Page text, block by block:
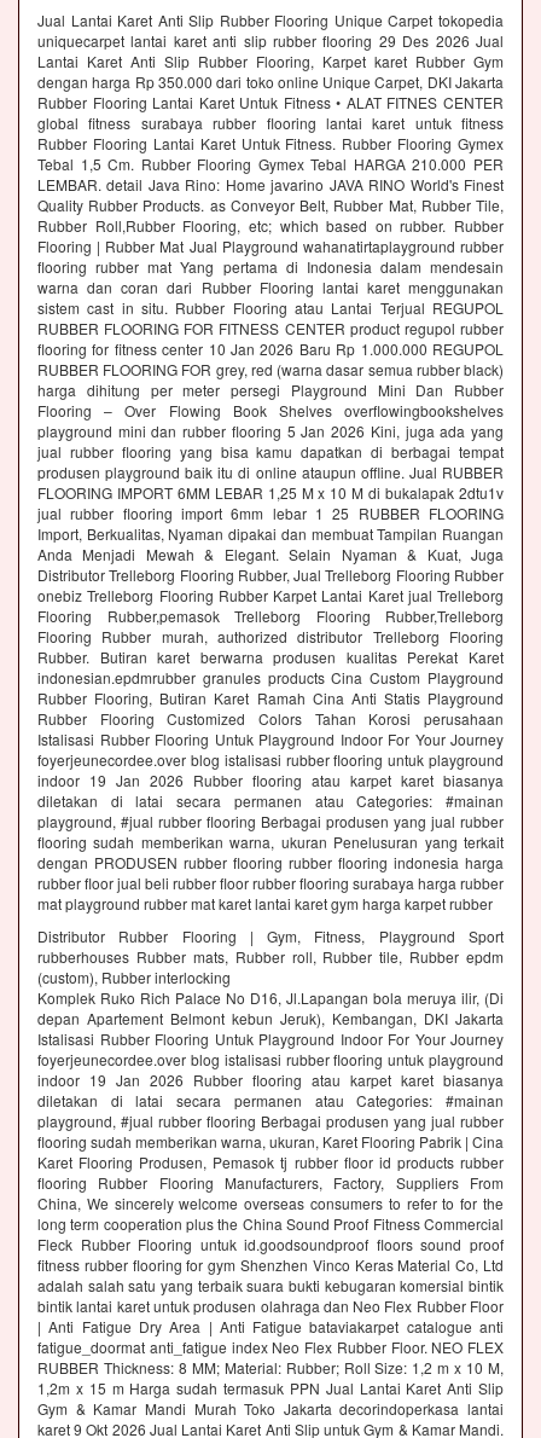
Jual Lantai Karet Anti Slip Rubber Flooring Unique Carpet tokopedia
uniquecarpet lantai karet anti slip rubber flooring 29 Des 2026 Jual
Lantai Karet Anti Slip Rubber Flooring, Karpet karet Rubber Gym
dengan harga Rp 350.000 dari toko online Unique Carpet, DKI Jakarta
Rubber Flooring Lantai Karet Untuk Fitness • ALAT FITNES CENTER
global fitness surabaya rubber flooring lantai karet untuk fitness
Rubber Flooring Lantai Karet Untuk Fitness. Rubber Flooring Gymex
Tebal 1,5 Cm. Rubber Flooring Gymex Tebal HARGA 210.000 PER
LEMBAR. detail Java Rino: Home javarino JAVA RINO World's Finest
Quality Rubber Products. as Conveyor Belt, Rubber Mat, Rubber Tile,
Rubber Roll,Rubber Flooring, etc; which based on rubber. Rubber
Flooring | Rubber Mat Jual Playground wahanatirtaplayground rubber
flooring rubber mat Yang pertama di Indonesia dalam mendesain
warna dan coran dari Rubber Flooring lantai karet menggunakan
sistem cast in situ. Rubber Flooring atau Lantai Terjual REGUPOL
RUBBER FLOORING FOR FITNESS CENTER product regupol rubber
flooring for fitness center 10 Jan 2026 Baru Rp 1.000.000 REGUPOL
RUBBER FLOORING FOR grey, red (warna dasar semua rubber black)
harga dihitung per meter persegi Playground Mini Dan Rubber
Flooring – Over Flowing Book Shelves overflowingbookshelves
playground mini dan rubber flooring 5 Jan 2026 Kini, juga ada yang
jual rubber flooring yang bisa kamu dapatkan di berbagai tempat
produsen playground baik itu di online ataupun offline. Jual RUBBER
FLOORING IMPORT 6MM LEBAR 1,25 M x 10 M di bukalapak 2dtu1v
jual rubber flooring import 6mm lebar 1 25 RUBBER FLOORING
Import, Berkualitas, Nyaman dipakai dan membuat Tampilan Ruangan
Anda Menjadi Mewah & Elegant. Selain Nyaman & Kuat, Juga
Distributor Trelleborg Flooring Rubber, Jual Trelleborg Flooring Rubber
onebiz Trelleborg Flooring Rubber Karpet Lantai Karet jual Trelleborg
Flooring Rubber,pemasok Trelleborg Flooring Rubber,Trelleborg
Flooring Rubber murah, authorized distributor Trelleborg Flooring
Rubber. Butiran karet berwarna produsen kualitas Perekat Karet
indonesian.epdmrubber granules products Cina Custom Playground
Rubber Flooring, Butiran Karet Ramah Cina Anti Statis Playground
Rubber Flooring Customized Colors Tahan Korosi perusahaan
Istalisasi Rubber Flooring Untuk Playground Indoor For Your Journey
foyerjeunecordee.over blog istalisasi rubber flooring untuk playground
indoor 19 Jan 2026 Rubber flooring atau karpet karet biasanya
diletakan di latai secara permanen atau Categories: #mainan
playground, #jual rubber flooring Berbagai produsen yang jual rubber
flooring sudah memberikan warna, ukuran Penelusuran yang terkait
dengan PRODUSEN rubber flooring rubber flooring indonesia harga
rubber floor jual beli rubber floor rubber flooring surabaya harga rubber
mat playground rubber mat karet lantai karet gym harga karpet rubber
Distributor Rubber Flooring | Gym, Fitness, Playground Sport
rubberhouses Rubber mats, Rubber roll, Rubber tile, Rubber epdm
(custom), Rubber interlocking
Komplek Ruko Rich Palace No D16, Jl.Lapangan bola meruya ilir, (Di
depan Apartement Belmont kebun Jeruk), Kembangan, DKI Jakarta
Istalisasi Rubber Flooring Untuk Playground Indoor For Your Journey
foyerjeunecordee.over blog istalisasi rubber flooring untuk playground
indoor 19 Jan 2026 Rubber flooring atau karpet karet biasanya
diletakan di latai secara permanen atau Categories: #mainan
playground, #jual rubber flooring Berbagai produsen yang jual rubber
flooring sudah memberikan warna, ukuran, Karet Flooring Pabrik | Cina
Karet Flooring Produsen, Pemasok tj rubber floor id products rubber
flooring Rubber Flooring Manufacturers, Factory, Suppliers From
China, We sincerely welcome overseas consumers to refer to for the
long term cooperation plus the China Sound Proof Fitness Commercial
Fleck Rubber Flooring untuk id.goodsoundproof floors sound proof
fitness rubber flooring for gym Shenzhen Vinco Keras Material Co, Ltd
adalah salah satu yang terbaik suara bukti kebugaran komersial bintik
bintik lantai karet untuk produsen olahraga dan Neo Flex Rubber Floor
| Anti Fatigue Dry Area | Anti Fatigue bataviakarpet catalogue anti
fatigue_doormat anti_fatigue index Neo Flex Rubber Floor. NEO FLEX
RUBBER Thickness: 8 MM; Material: Rubber; Roll Size: 1,2 m x 10 M,
1,2m x 15 m Harga sudah termasuk PPN Jual Lantai Karet Anti Slip
Gym & Kamar Mandi Murah Toko Jakarta decorindoperkasa lantai
karet 9 Okt 2026 Jual Lantai Karet Anti Slip untuk Gym & Kamar Mandi.